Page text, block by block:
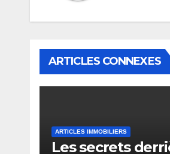
ARTICLES CONNEXES
ARTICLES IMMOBILIERS
Les secrets